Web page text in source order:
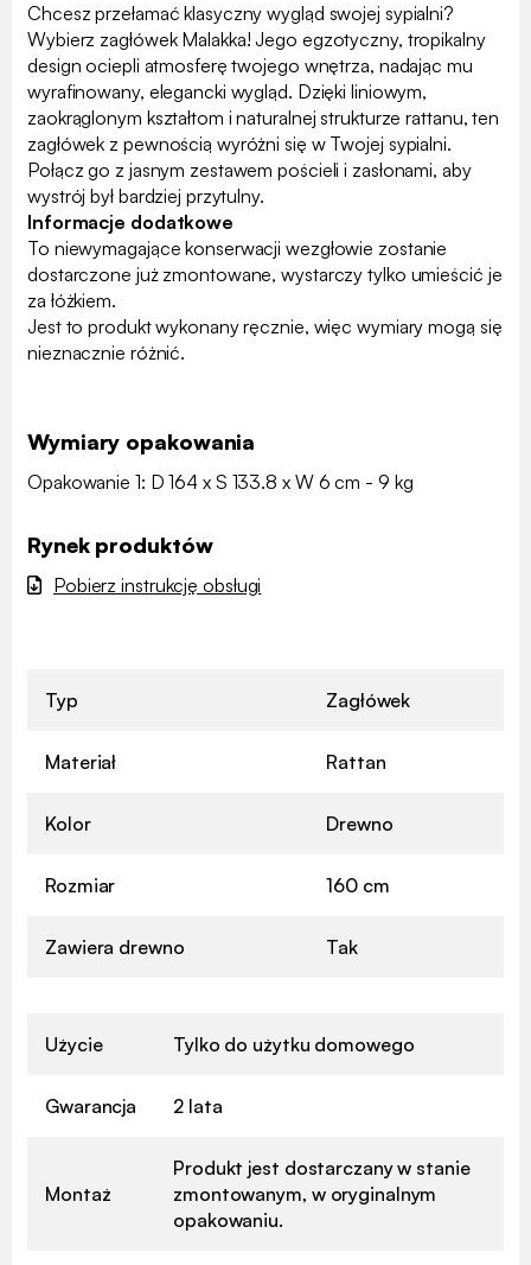
Chcesz przełamać klasyczny wygląd swojej sypialni?
Wybierz zagłówek Malakka! Jego egzotyczny, tropikalny
design ociepli atmosferę twojego wnętrza, nadając mu
wyrafinowany, elegancki wygląd. Dzięki liniowym,
zaokrąglonym kształtom i naturalnej strukturze rattanu, ten
zagłówek z pewnością wyróżni się w Twojej sypialni.
Połącz go z jasnym zestawem pościeli i zasłonami, aby
wystrój był bardziej przytulny.
Informacje dodatkowe
To niewymagające konserwacji wezgłowie zostanie
dostarczone już zmontowane, wystarczy tylko umieścić je
za łóżkiem.
Jest to produkt wykonany ręcznie, więc wymiary mogą się
nieznacznie różnić.
Wymiary opakowania
Opakowanie 1: D 164 x S 133.8 x W 6 cm - 9 kg
Rynek produktów
Pobierz instrukcję obsługi
Typ Zagłówek
Materiał Rattan
Kolor Drewno
Rozmiar 160 cm
Zawiera drewno Tak
Użycie Tylko do użytku domowego
Gwarancja 2 lata
Montaż
Produkt jest dostarczany w stanie
zmontowanym, w oryginalnym
opakowaniu.